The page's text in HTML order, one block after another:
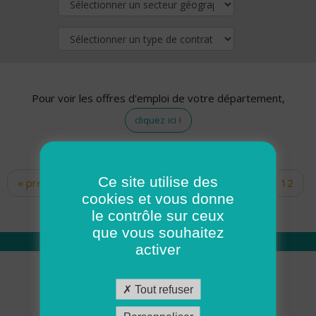
Pour voir les offres d'emploi de votre département,
cliquez ici !
Pages
« premier ‹ précédent … 10
12
14 15 16 17
Qui sommes nous
Académie ADMR
Ce site utilise des
cookies et vous donne
le contrôle sur ceux
que vous souhaitez
activer
Tout refuser